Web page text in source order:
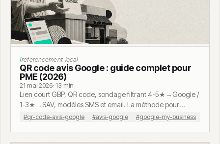
referencement-local
QR code avis Google : guide complet pour
PME (2026)
21 mai 2026· 13 min
Lien court GBP, QR code, sondage filtrant 4-5★→Google /
1-3★→SAV, modèles SMS et email. La méthode pour
collecter des avis sans inciter illégalement.
#qr-code-avis-google #avis-google #google-my-business